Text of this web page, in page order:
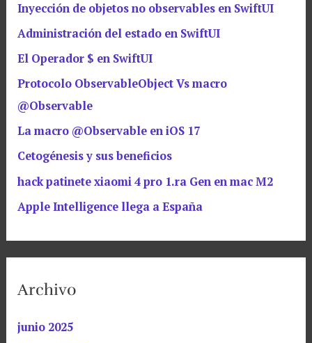
Inyección de objetos no observables en SwiftUI
Administración del estado en SwiftUI
El Operador $ en SwiftUI
Protocolo ObservableObject Vs macro
@Observable
La macro @Observable en iOS 17
Cetogénesis y sus beneficios
hack patinete xiaomi 4 pro 1.ra Gen en mac M2
Apple Intelligence llega a España
Archivo
junio 2025